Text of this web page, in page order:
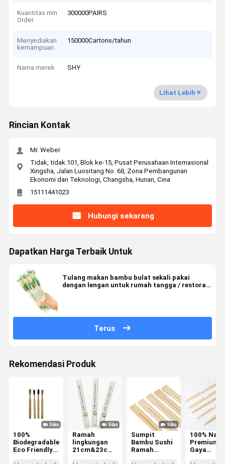
Kuantitas min
Order
300000PAIRS
Menyediakan
kemampuan
150000Cartons/tahun
Nama merek SHY
Lihat Lebih
Rincian Kontak
Mr. Weber
Tidak, tidak.101, Blok ke-15, Pusat Perusahaan Internasional
Xingsha, Jalan Luositang No. 68, Zona Pembangunan
Ekonomi dan Teknologi, Changsha, Hunan, Cina
15111441023
Hubungi sekarang
Dapatkan Harga Terbaik Untuk
Tulang makan bambu bulat sekali pakai
dengan lengan untuk rumah tangga / restoran
Terus
Rekomendasi Produk
100%
Biodegradable
Eco Friendly
Ramah
lingkungan
21cm&23cm
Sumpit
Bambu Sushi
Ramah
100%
Premium
Gaya